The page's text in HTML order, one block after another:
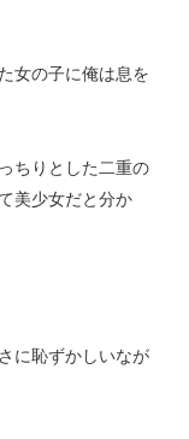
女の子に俺は息を
ちりとした二重の
美少女だと分か
に恥ずかしいなが